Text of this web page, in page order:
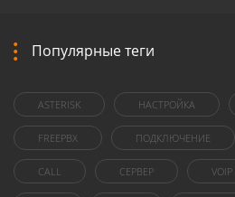
Популярные теги
ASTERISK НАСТРОЙКА
FREEPBX ПОДКЛЮЧЕНИЕ
CALL СЕРВЕР VOIP